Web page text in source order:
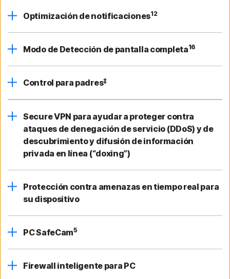
Optimización de notificaciones12
Modo de Detección de pantalla completa16
Control para padres‡
Secure VPN para ayudar a proteger contra
ataques de denegación de servicio (DDoS) y de
descubrimiento y difusión de información
privada en línea (“doxing”)
Protección contra amenazas en tiempo real para
su dispositivo
PC SafeCam5
Firewall inteligente para PC